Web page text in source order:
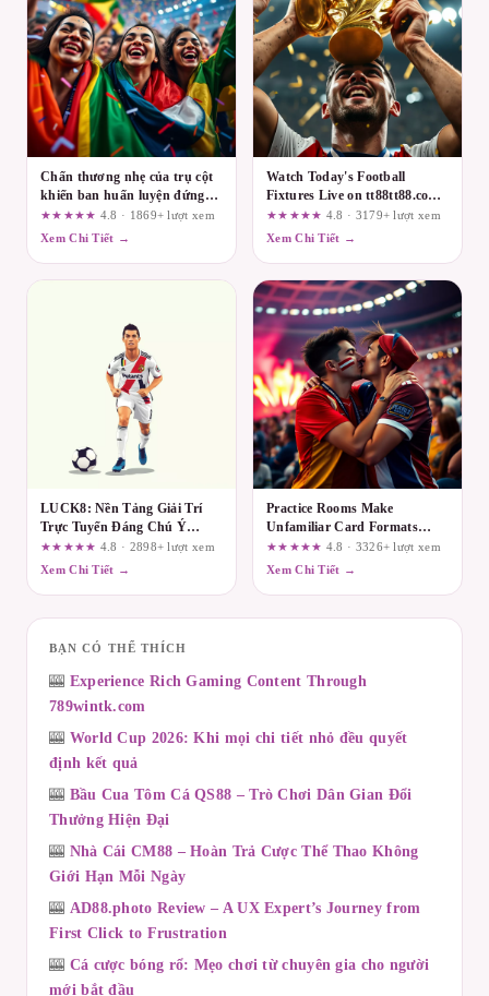
Chấn thương nhẹ của trụ cột
khiến ban huấn luyện đứng
ngồi không yên
★★★★★ 4.8 · 1869+ lượt xem
Xem Chi Tiết →
Watch Today's Football
Fixtures Live on tt88tt88.com
– A Practical Review
★★★★★ 4.8 · 3179+ lượt xem
Xem Chi Tiết →
LUCK8: Nền Tảng Giải Trí
Trực Tuyến Đáng Chú Ý
Trong Năm 2024
★★★★★ 4.8 · 2898+ lượt xem
Xem Chi Tiết →
Practice Rooms Make
Unfamiliar Card Formats
Easier to Explore on du88.mx
★★★★★ 4.8 · 3326+ lượt xem
Xem Chi Tiết →
BẠN CÓ THỂ THÍCH
🎰 Experience Rich Gaming Content Through
789wintk.com
🎰 World Cup 2026: Khi mọi chi tiết nhỏ đều quyết
định kết quả
🎰 Bầu Cua Tôm Cá QS88 – Trò Chơi Dân Gian Đổi
Thưởng Hiện Đại
🎰 Nhà Cái CM88 – Hoàn Trả Cược Thể Thao Không
Giới Hạn Mỗi Ngày
🎰 AD88.photo Review – A UX Expert’s Journey from
First Click to Frustration
🎰 Cá cược bóng rổ: Mẹo chơi từ chuyên gia cho người
mới bắt đầu